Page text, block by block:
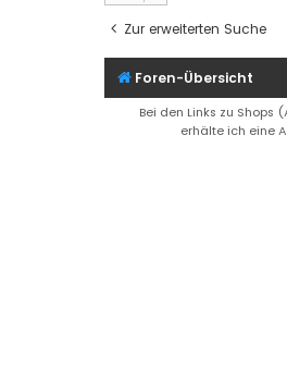
Zur erweiterten Suche
Foren-Übersicht
Bei den Links zu Shops
erhälte ich eine